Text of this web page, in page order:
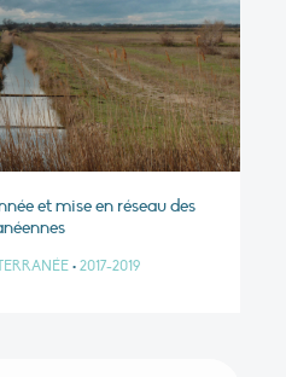
et mise en réseau des
• 2017-2019